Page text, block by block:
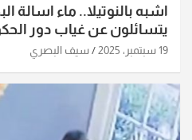
اشبه بالنوتيلا.. ماء اسالة
يتسائلون عن غياب دور
19 سبتمبر، 2025 سيف البصري